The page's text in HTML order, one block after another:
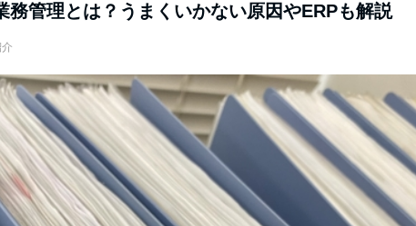
務管理とは？うまくいかない原因やERPも解説